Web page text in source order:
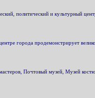
политический и культурный
города продемонстрирует
Почтовый музей, Музей